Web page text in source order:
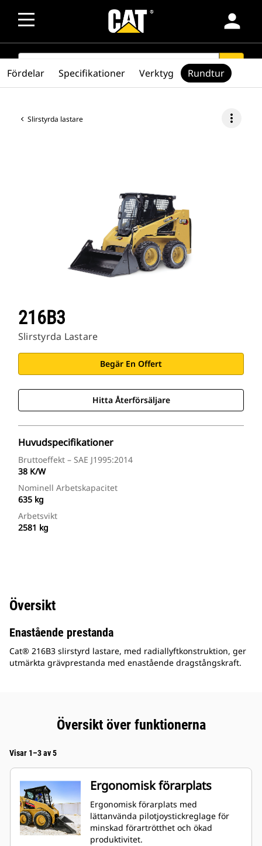
person
SEARCH search
Slirstyrda lastare more_vert
216B3
Slirstyrda Lastare
Begär En Offert
Hitta Återförsäljare
Huvudspecifikationer
Bruttoeffekt – SAE J1995:2014
38 K/W
Nominell Arbetskapacitet
635 kg
Arbetsvikt
2581 kg
Fördelar Specifikationer Verktyg Rundtur
Översikt
Enastående prestanda
Cat® 216B3 slirstyrd lastare, med radiallyftkonstruktion, ger
utmärkta grävprestanda med enastående dragstångskraft.
Översikt över funktionerna
Visar 1–3 av 5
Ergonomisk förarplats
Ergonomisk förarplats med
lättanvända pilotjoystickreglage för
minskad förartrötthet och ökad
produktivitet.